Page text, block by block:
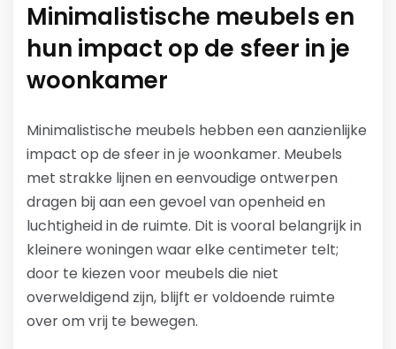
Minimalistische meubels en
hun impact op de sfeer in je
woonkamer
Minimalistische meubels hebben een aanzienlijke
impact op de sfeer in je woonkamer. Meubels
met strakke lijnen en eenvoudige ontwerpen
dragen bij aan een gevoel van openheid en
luchtigheid in de ruimte. Dit is vooral belangrijk in
kleinere woningen waar elke centimeter telt;
door te kiezen voor meubels die niet
overweldigend zijn, blijft er voldoende ruimte
over om vrij te bewegen.